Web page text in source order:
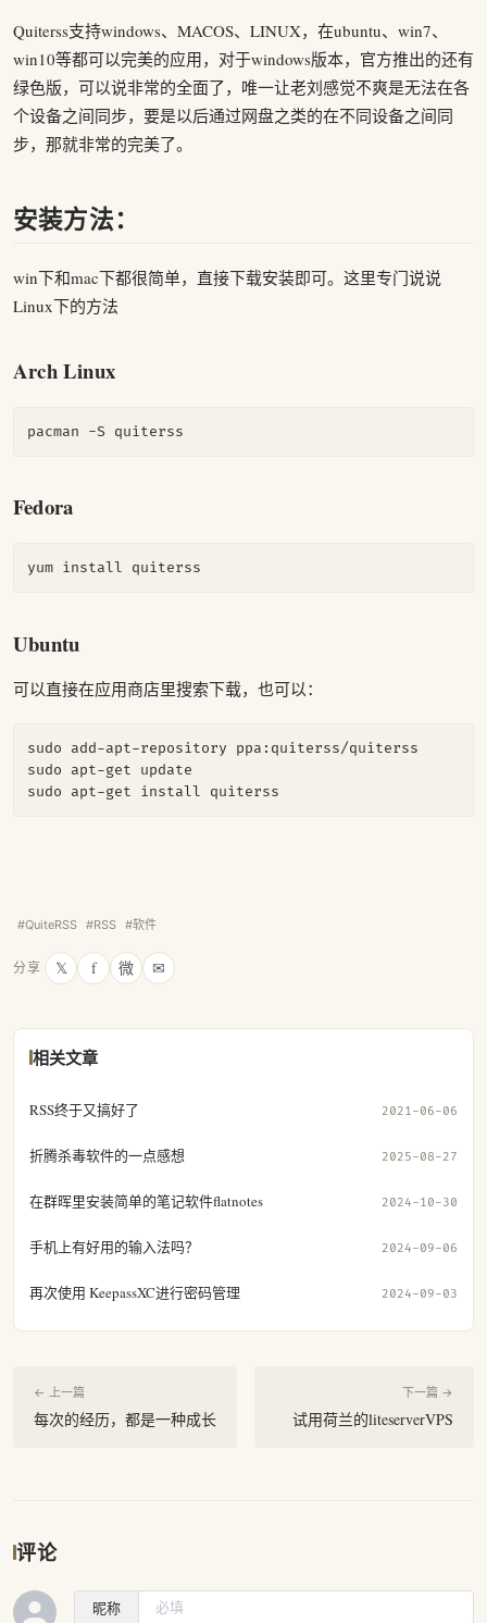
Quiterss支持windows、MACOS、LINUX，在ubuntu、win7、
win10等都可以完美的应用，对于windows版本，官方推出的还有
绿色版，可以说非常的全面了，唯一让老刘感觉不爽是无法在各
个设备之间同步，要是以后通过网盘之类的在不同设备之间同
步，那就非常的完美了。
安装方法：
win下和mac下都很简单，直接下载安装即可。这里专门说说
Linux下的方法
Arch Linux
pacman -S quiterss
Fedora
yum install quiterss
Ubuntu
可以直接在应用商店里搜索下载，也可以：
sudo add-apt-repository ppa:quiterss/quiterss
sudo apt-get update
sudo apt-get install quiterss
#QuiteRSS #RSS #软件
分享 𝕏 f 微 ✉
相关文章
RSS终于又搞好了 2021-06-06
折腾杀毒软件的一点感想 2025-08-27
在群晖里安装简单的笔记软件flatnotes 2024-10-30
手机上有好用的输入法吗？ 2024-09-06
再次使用 KeepassXC进行密码管理 2024-09-03
← 上一篇
每次的经历，都是一种成长
下一篇 →
试用荷兰的liteserverVPS
评论
昵称